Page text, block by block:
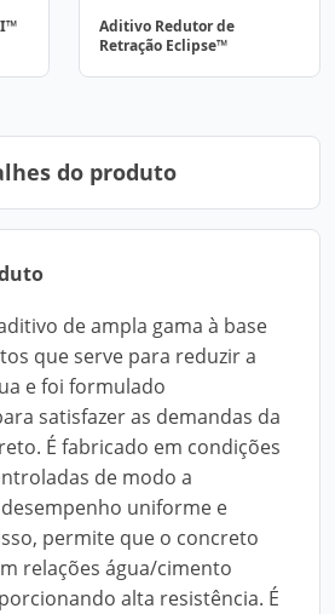
Aditivo Redutor de
Retração Eclipse™
do produto
de ampla gama à base
que serve para reduzir a
e foi formulado
satisfazer as demandas da
É fabricado em condições
de modo a
uniforme e
permite que o concreto
relações água/cimento
alta resistência. É